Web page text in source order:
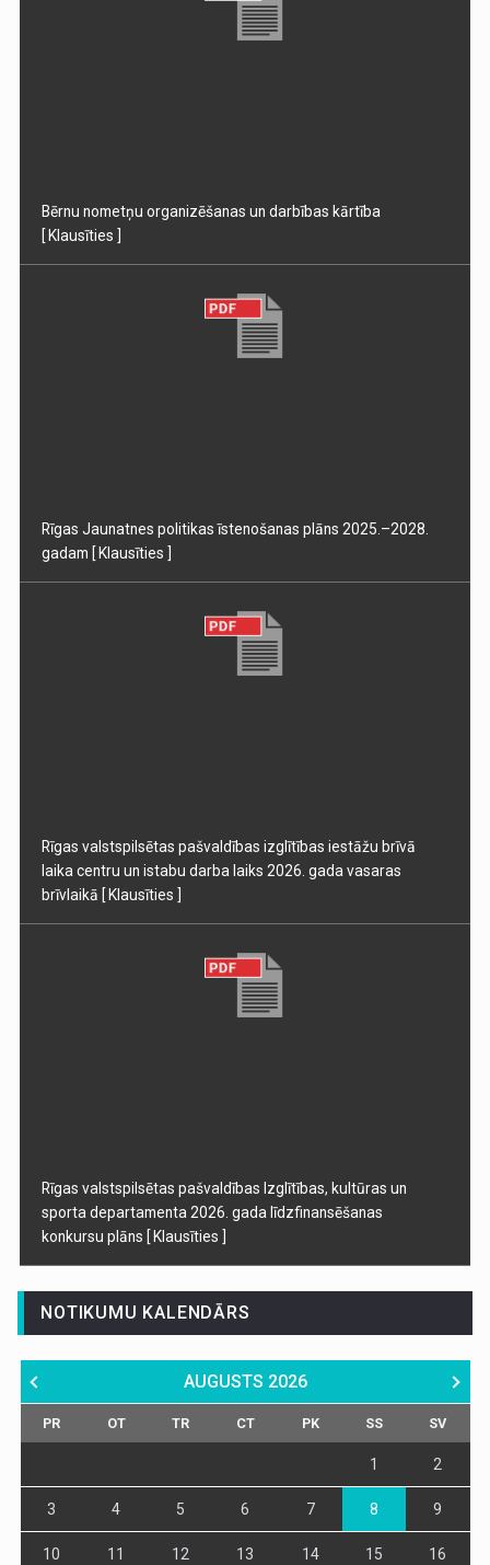
Bērnu nometņu organizēšanas un darbības kārtība
[ Klausīties ]
Rīgas Jaunatnes politikas īstenošanas plāns 2025.–2028.
gadam [ Klausīties ]
Rīgas valstspilsētas pašvaldības izglītības iestāžu brīvā
laika centru un istabu darba laiks 2026. gada vasaras
brīvlaikā [ Klausīties ]
Rīgas valstspilsētas pašvaldības Izglītības, kultūras un
sporta departamenta 2026. gada līdzfinansēšanas
konkursu plāns [ Klausīties ]
NOTIKUMU KALENDĀRS
AUGUSTS 2026
PR OT TR CT PK SS SV
1 2
3 4 5 6 7 8 9
10 11 12 13 14 15 16